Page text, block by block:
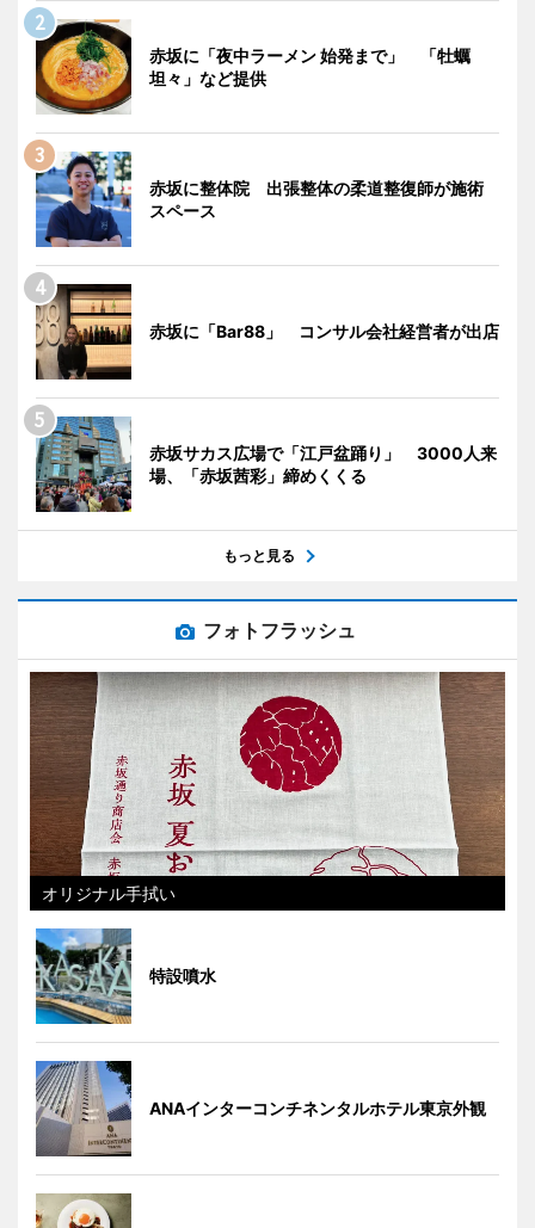
赤坂に「夜中ラーメン 始発まで」 「牡蠣
坦々」など提供
赤坂に整体院 出張整体の柔道整復師が施術
スペース
赤坂に「Bar88」 コンサル会社経営者が出店
赤坂サカス広場で「江戸盆踊り」 3000人来
場、「赤坂茜彩」締めくくる
もっと見る
フォトフラッシュ
オリジナル手拭い
特設噴水
ANAインターコンチネンタルホテル東京外観